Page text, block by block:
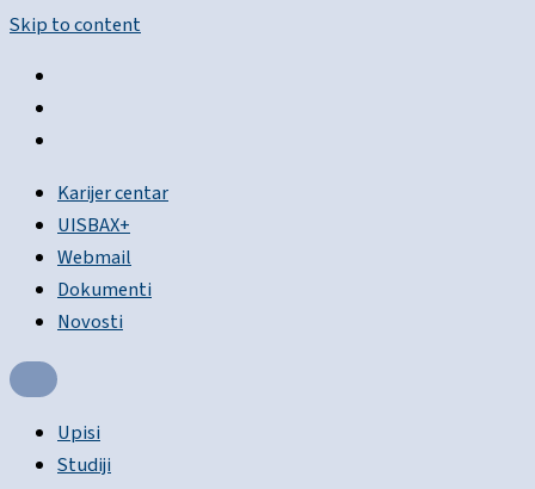
Skip to content
Karijer centar
UISBAX+
Webmail
Dokumenti
Novosti
Upisi
Studiji